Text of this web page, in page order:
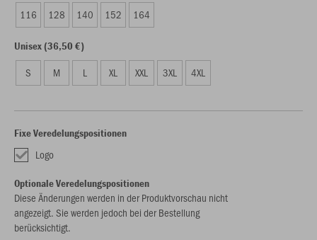
116 128 140 152 164
Unisex (36,50 €)
S M L XL XXL 3XL 4XL
Fixe Veredelungspositionen
Logo
Optionale Veredelungspositionen
Diese Änderungen werden in der Produktvorschau nicht
angezeigt. Sie werden jedoch bei der Bestellung
berücksichtigt.